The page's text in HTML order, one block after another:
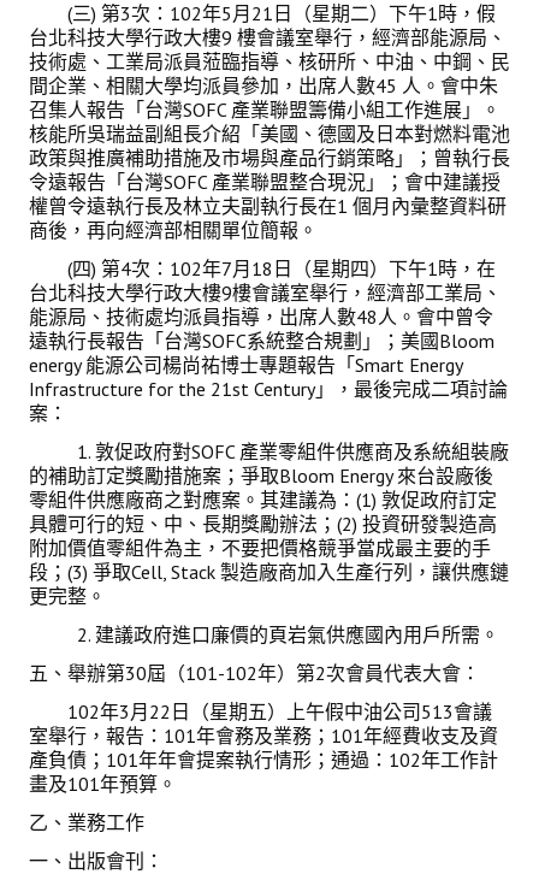
(三) 第3次：102年5月21日（星期二）下午1時，假
台北科技大學行政大樓9 樓會議室舉行，經濟部能源局、
技術處、工業局派員蒞臨指導、核研所、中油、中鋼、民
間企業、相關大學均派員參加，出席人數45 人。會中朱
召集人報告「台灣SOFC 產業聯盟籌備小組工作進展」。
核能所吳瑞益副組長介紹「美國、德國及日本對燃料電池
政策與推廣補助措施及市場與產品行銷策略」；曾執行長
令遠報告「台灣SOFC 產業聯盟整合現況」；會中建議授
權曾令遠執行長及林立夫副執行長在1 個月內彙整資料研
商後，再向經濟部相關單位簡報。
(四) 第4次：102年7月18日（星期四）下午1時，在
台北科技大學行政大樓9樓會議室舉行，經濟部工業局、
能源局、技術處均派員指導，出席人數48人。會中曾令
遠執行長報告「台灣SOFC系統整合規劃」；美國Bloom
energy 能源公司楊尚祐博士專題報告「Smart Energy
Infrastructure for the 21st Century」，最後完成二項討論
案：
1. 敦促政府對SOFC 產業零組件供應商及系統組裝廠
的補助訂定獎勵措施案；爭取Bloom Energy 來台設廠後
零組件供應廠商之對應案。其建議為：(1) 敦促政府訂定
具體可行的短、中、長期獎勵辦法；(2) 投資研發製造高
附加價值零組件為主，不要把價格競爭當成最主要的手
段；(3) 爭取Cell, Stack 製造廠商加入生產行列，讓供應鏈
更完整。
2. 建議政府進口廉價的頁岩氣供應國內用戶所需。
五、舉辦第30屆（101-102年）第2次會員代表大會：
102年3月22日（星期五）上午假中油公司513會議
室舉行，報告：101年會務及業務；101年經費收支及資
產負債；101年年會提案執行情形；通過：102年工作計
畫及101年預算。
乙、業務工作
一、出版會刊：